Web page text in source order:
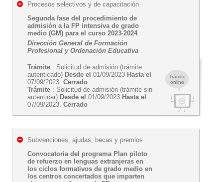
Trámite
online
Procesos selectivos y de capacitación
Segunda fase del procedimiento de
admisión a la FP intensiva de grado
medio (GM) para el curso 2023-2024
Dirección General de Formación
Profesional y Ordenación Educativa
Trámite : Solicitud de admisión (trámite
autenticado) Desde el 01/09/2023 Hasta el
07/09/2023. Cerrado
Trámite : Solicitud de admisión (trámite sin
autenticar) Desde el 01/09/2023 Hasta el
07/09/2023. Cerrado
Subvenciones, ajudas, becas y premios
Convocatoria del programa Plan piloto
de refuerzo en lenguas extranjeras en
los ciclos formativos de grado medio en
los centros concertados que imparten